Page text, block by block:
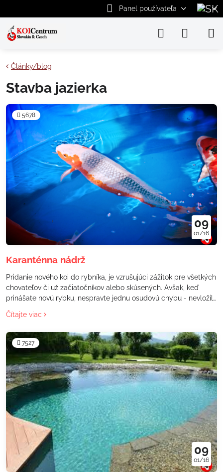
Panel používateľa
Články/blog
Stavba jazierka
5678
09
01/16
Karanténna nádrž
Pridanie nového koi do rybníka, je vzrušujúci zážitok pre všetkých
chovateľov či už začiatočníkov alebo skúsených. Avšak, keď
prinášate novú rybku, nespravte jednu osudovú chybu - nevložili
ste ju do karantény. Ak preskočíte tento nevyhnutný krok,
riskujete zdravie a duševnú pohodu celého rybníka.
Čítajte viac
7527
09
01/16